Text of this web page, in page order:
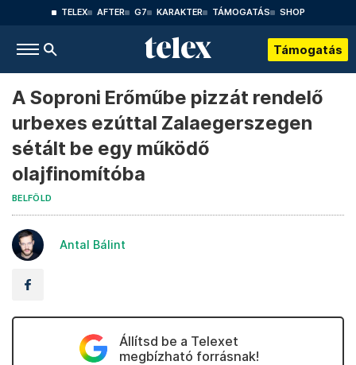
TELEX AFTER G7 KARAKTER TÁMOGATÁS SHOP
Támogatás
A Soproni Erőműbe pizzát rendelő
urbexes ezúttal Zalaegerszegen
sétált be egy működő
olajfinomítóba
BELFÖLD
Antal Bálint
Állítsd be a Telexet
megbízható forrásnak!